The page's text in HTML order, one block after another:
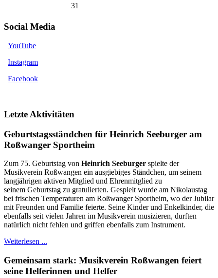
31
Social Media
YouTube
Instagram
Facebook
Letzte Aktivitäten
Geburtstagsständchen für Heinrich Seeburger am
Roßwanger Sportheim
Zum 75. Geburtstag von Heinrich Seeburger spielte der
Musikverein Roßwangen ein ausgiebiges Ständchen, um seinem
langjährigen aktiven Mitglied und Ehrenmitglied zu
seinem Geburtstag zu gratulierten. Gespielt wurde am Nikolaustag
bei frischen Temperaturen am Roßwanger Sportheim, wo der Jubilar
mit Freunden und Familie feierte. Seine Kinder und Enkelkinder, die
ebenfalls seit vielen Jahren im Musikverein musizieren, durften
natürlich nicht fehlen und griffen ebenfalls zum Instrument.
Weiterlesen ...
Gemeinsam stark: Musikverein Roßwangen feiert
seine Helferinnen und Helfer